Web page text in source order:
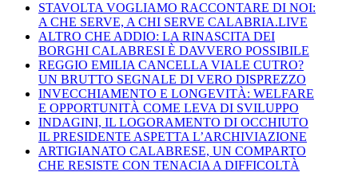
STAVOLTA VOGLIAMO RACCONTARE DI NOI:
A CHE SERVE, A CHI SERVE CALABRIA.LIVE
ALTRO CHE ADDIO: LA RINASCITA DEI
BORGHI CALABRESI È DAVVERO POSSIBILE
REGGIO EMILIA CANCELLA VIALE CUTRO?
UN BRUTTO SEGNALE DI VERO DISPREZZO
INVECCHIAMENTO E LONGEVITÀ: WELFARE
E OPPORTUNITÀ COME LEVA DI SVILUPPO
INDAGINI, IL LOGORAMENTO DI OCCHIUTO
IL PRESIDENTE ASPETTA L’ARCHIVIAZIONE
ARTIGIANATO CALABRESE, UN COMPARTO
CHE RESISTE CON TENACIA A DIFFICOLTÀ